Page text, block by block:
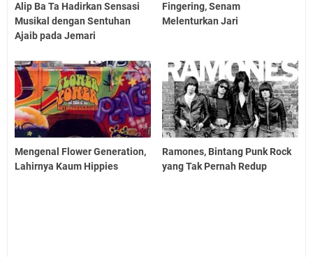
Alip Ba Ta Hadirkan Sensasi
Musikal dengan Sentuhan
Ajaib pada Jemari
Fingering, Senam
Melenturkan Jari
Mengenal Flower Generation,
Lahirnya Kaum Hippies
Ramones, Bintang Punk Rock
yang Tak Pernah Redup